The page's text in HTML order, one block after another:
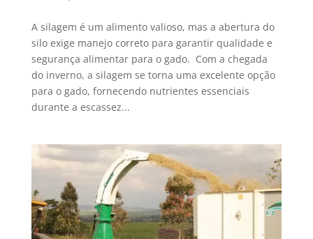
A silagem é um alimento valioso, mas a abertura do
silo exige manejo correto para garantir qualidade e
segurança alimentar para o gado. Com a chegada
do inverno, a silagem se torna uma excelente opção
para o gado, fornecendo nutrientes essenciais
durante a escassez...